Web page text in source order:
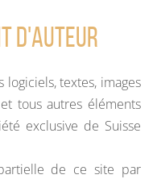
D'AUTEUR
logiciels, textes, images
tous autres éléments
exclusive de Suisse
de ce site par